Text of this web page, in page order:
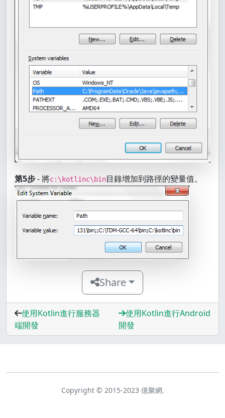
第5步- 將c:\kotlinc\bin目錄增加到路徑的變量值。
Share
使用Kotlin進行服務器
端開發
使用Kotlin進行Android
開發
Copyright © 2015-2023 億聚網.